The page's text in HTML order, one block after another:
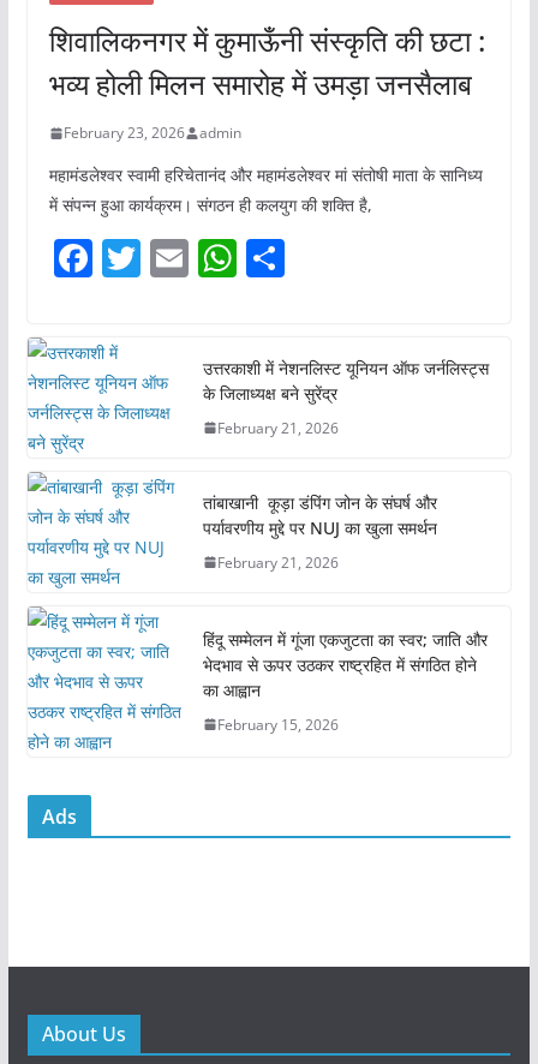
शिवालिकनगर में कुमाऊँनी संस्कृति की छटा :
भव्य होली मिलन समारोह में उमड़ा जनसैलाब
February 23, 2026 admin
महामंडलेश्वर स्वामी हरिचेतानंद और महामंडलेश्वर मां संतोषी माता के सानिध्य
में संपन्न हुआ कार्यक्रम। संगठन ही कलयुग की शक्ति है,
F
c
e
b
o
k
T
er
E W
s
A
p
p
S
e
उत्तरकाशी में नेशनलिस्ट यूनियन ऑफ जर्नलिस्ट्स
के जिलाध्यक्ष बने सुरेंद्र
February 21, 2026
तांबाखानी कूड़ा डंपिंग जोन के संघर्ष और
पर्यावरणीय मुद्दे पर NUJ का खुला समर्थन
February 21, 2026
हिंदू सम्मेलन में गूंजा एकजुटता का स्वर; जाति और
भेदभाव से ऊपर उठकर राष्ट्रहित में संगठित होने
का आह्वान
February 15, 2026
Ads
About Us